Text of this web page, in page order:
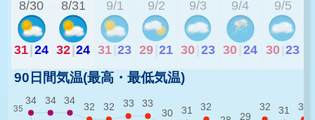
8/30
31|24
8/31
32|24
9/1
31 23
9/2
29 21
9/3
30 23
9/4
30 24
9/5
30 23
90日間気温(最高・最低気温)